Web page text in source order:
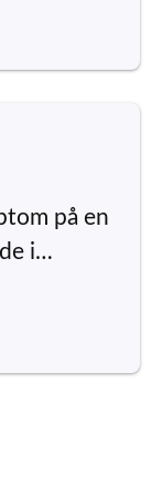
på en
i…